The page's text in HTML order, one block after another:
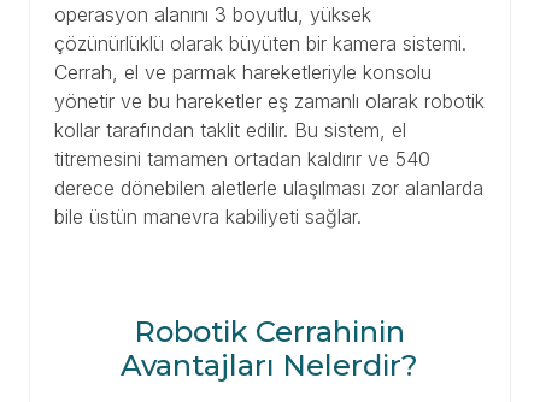
operasyon alanını 3 boyutlu, yüksek
çözünürlüklü olarak büyüten bir kamera sistemi.
Cerrah, el ve parmak hareketleriyle konsolu
yönetir ve bu hareketler eş zamanlı olarak robotik
kollar tarafından taklit edilir. Bu sistem, el
titremesini tamamen ortadan kaldırır ve 540
derece dönebilen aletlerle ulaşılması zor alanlarda
bile üstün manevra kabiliyeti sağlar.
Robotik Cerrahinin
Avantajları Nelerdir?